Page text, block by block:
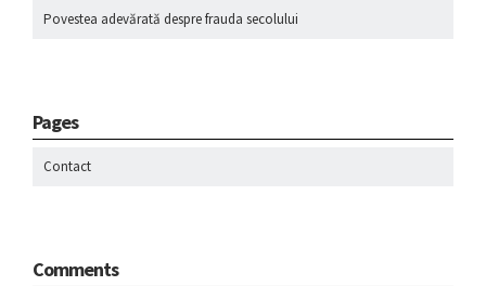
Povestea adevărată despre frauda secolului
Pages
Contact
Comments